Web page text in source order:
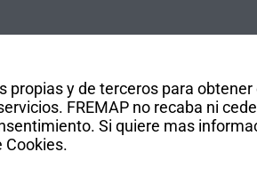
propias y de terceros para
FREMAP no recaba ni
Si quiere mas
Cookies.